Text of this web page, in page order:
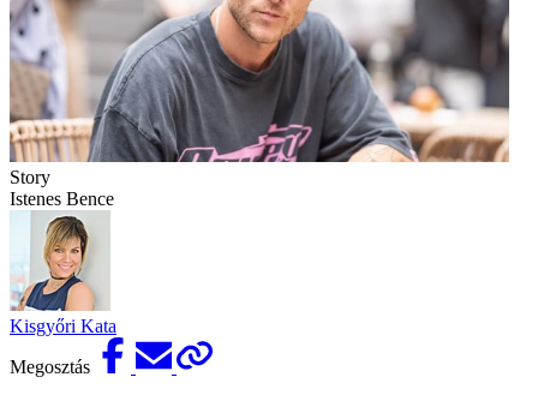
Story
Istenes Bence
Kisgyőri Kata
Megosztás